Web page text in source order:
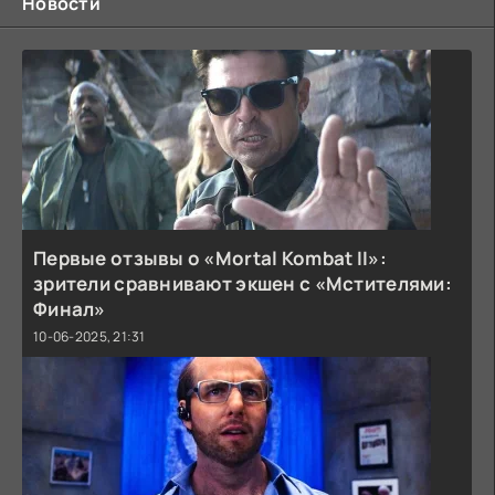
Первые отзывы о «Mortal Kombat II»:
зрители сравнивают экшен с «Мстителями:
Финал»
10-06-2025, 21:31